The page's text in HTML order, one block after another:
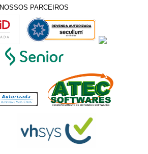
NOSSOS PARCEIROS